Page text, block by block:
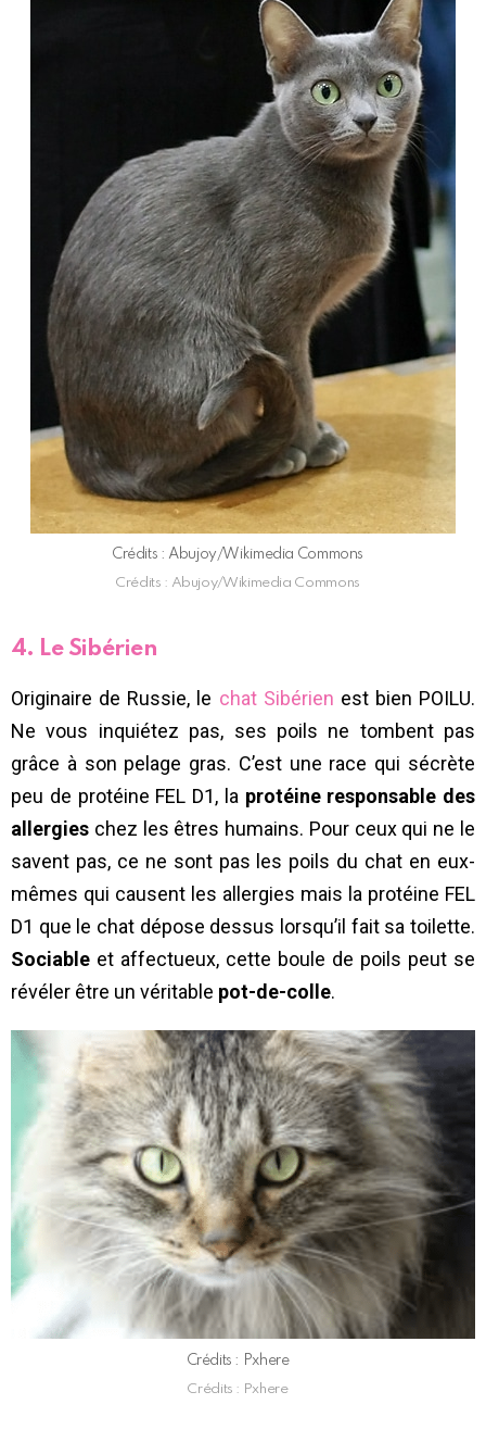
Crédits : Abujoy/Wikimedia Commons
Crédits : Abujoy/Wikimedia Commons
4. Le Sibérien
Originaire de Russie, le chat Sibérien est bien POILU.
Ne vous inquiétez pas, ses poils ne tombent pas
grâce à son pelage gras. C’est une race qui sécrète
peu de protéine FEL D1, la protéine responsable des
allergies chez les êtres humains. Pour ceux qui ne le
savent pas, ce ne sont pas les poils du chat en eux-
mêmes qui causent les allergies mais la protéine FEL
D1 que le chat dépose dessus lorsqu’il fait sa toilette.
Sociable et affectueux, cette boule de poils peut se
révéler être un véritable pot-de-colle.
Crédits : Pxhere
Crédits : Pxhere